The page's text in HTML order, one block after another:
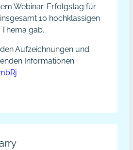
Webinar-Erfolgstag für
10 hochklassigen
gab.
Aufzeichnungen und
Informationen: